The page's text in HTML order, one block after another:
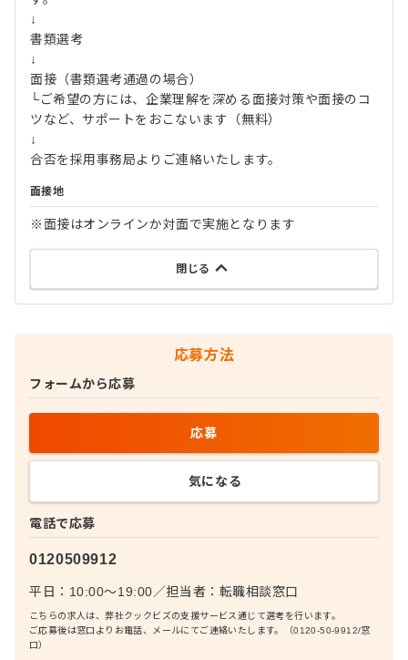
↓
書類選考
↓
面接（書類選考通過の場合）
└ご希望の方には、企業理解を深める面接対策や面接のコ
ツなど、サポートをおこないます（無料）
↓
合否を採用事務局よりご連絡いたします。
面接地
※面接はオンラインか対面で実施となります
閉じる
応募方法
電話で応募
0120509912
平日：10:00〜19:00／担当者： 転職相談窓口
こちらの求人は、弊社クックビズの支援サービス通じて選考を行います。
ご応募後は窓口よりお電話、メールにてご連絡いたします。（0120-50-9912/窓
口）
フォームから応募
応募
気になる